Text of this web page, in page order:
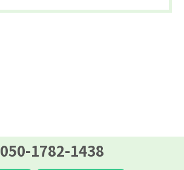
050-1782-1438